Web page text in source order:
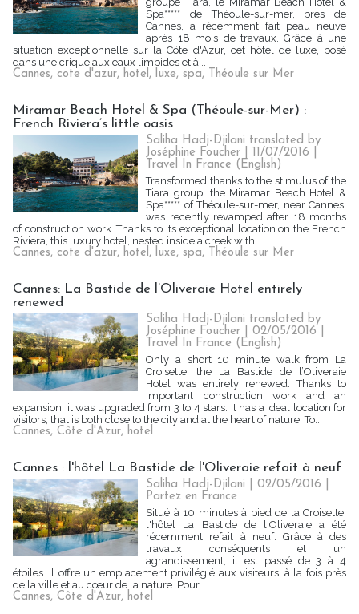
Spa***** de Théoule-sur-mer, près de
Cannes, a récemment fait peau neuve
après 18 mois de travaux. Grâce à une
situation exceptionnelle sur la Côte d'Azur, cet hôtel de luxe, posé
dans une crique aux eaux limpides et à...
Cannes, cote d'azur, hotel, luxe, spa, Théoule sur Mer
Miramar Beach Hotel & Spa (Théoule-sur-Mer) :
French Riviera’s little oasis
Saliha Hadj-Djilani translated by
Joséphine Foucher | 11/07/2016
Travel In France (English)
Transformed thanks to the stimulus of the
Tiara group, the Miramar Beach Hotel &
Spa***** of Théoule-sur-mer, near Cannes,
was recently revamped after 18 months
of construction work. Thanks to its exceptional location on the French
Riviera, this luxury hotel, nested inside a creek with...
Cannes, cote d'azur, hotel, luxe, spa, Théoule sur Mer
Cannes: La Bastide de l’Oliveraie Hotel entirely
renewed
Saliha Hadj-Djilani translated by
Joséphine Foucher | 02/05/2016
Travel In France (English)
Only a short 10 minute walk from La
Croisette, the La Bastide de l’Oliveraie
Hotel was entirely renewed. Thanks to
important construction work and an
expansion, it was upgraded from 3 to 4 stars. It has a ideal location for
visitors, that is both close to the city and at the heart of nature. To...
Cannes, Côte d'Azur, hotel
Cannes : l'hôtel La Bastide de l'Oliveraie refait à neuf
Saliha Hadj-Djilani | 02/05/2016
Partez en France
Situé à 10 minutes à pied de la Croisette,
l'hôtel La Bastide de l'Oliveraie a été
récemment refait à neuf. Grâce à des
travaux conséquents et un
agrandissement, il est passé de 3 à 4
étoiles. Il offre un emplacement privilégié aux visiteurs, à la fois près
de la ville et au cœur de la nature. Pour...
Cannes, Côte d'Azur, hotel